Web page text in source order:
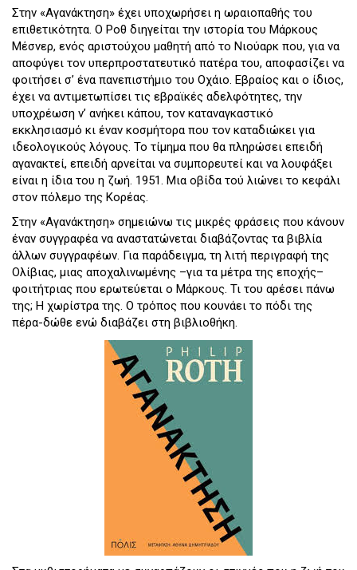
Στην «Αγανάκτηση» έχει υποχωρήσει η ωραιοπαθής του
επιθετικότητα. Ο Ροθ διηγείται την ιστορία του Μάρκους
Μέσνερ, ενός αριστούχου μαθητή από το Νιούαρκ που, για να
αποφύγει τον υπερπροστατευτικό πατέρα του, αποφασίζει να
φοιτήσει σ’ ένα πανεπιστήμιο του Οχάιο. Εβραίος και ο ίδιος,
έχει να αντιμετωπίσει τις εβραϊκές αδελφότητες, την
υποχρέωση ν’ ανήκει κάπου, τον καταναγκαστικό
εκκλησιασμό κι έναν κοσμήτορα που τον καταδιώκει για
ιδεολογικούς λόγους. Το τίμημα που θα πληρώσει επειδή
αγανακτεί, επειδή αρνείται να συμπορευτεί και να λουφάξει
είναι η ίδια του η ζωή. 1951. Μια οβίδα τού λιώνει το κεφάλι
στον πόλεμο της Κορέας.
Στην «Αγανάκτηση» σημειώνω τις μικρές φράσεις που κάνουν
έναν συγγραφέα να αναστατώνεται διαβάζοντας τα βιβλία
άλλων συγγραφέων. Για παράδειγμα, τη λιτή περιγραφή της
Ολίβιας, μιας αποχαλινωμένης –για τα μέτρα της εποχής–
φοιτήτριας που ερωτεύεται ο Μάρκους. Τι του αρέσει πάνω
της; Η χωρίστρα της. Ο τρόπος που κουνάει το πόδι της
πέρα-δώθε ενώ διαβάζει στη βιβλιοθήκη.